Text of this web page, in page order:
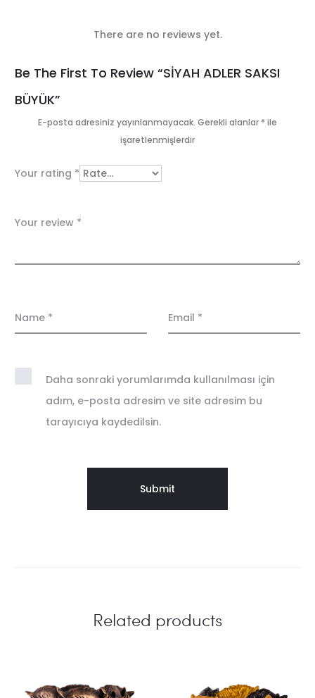
R
e
e
s
There are no reviews yet.
Be The First To Review “SİYAH ADLER SAKSI
BÜYÜK”
E-posta adresiniz yayınlanmayacak. Gerekli alanlar * ile
işaretlenmişlerdir
Your rating *
Your review *
Name * Email *
Daha sonraki yorumlarımda kullanılması için
adım, e-posta adresim ve site adresim bu
tarayıcıya kaydedilsin.
Related products